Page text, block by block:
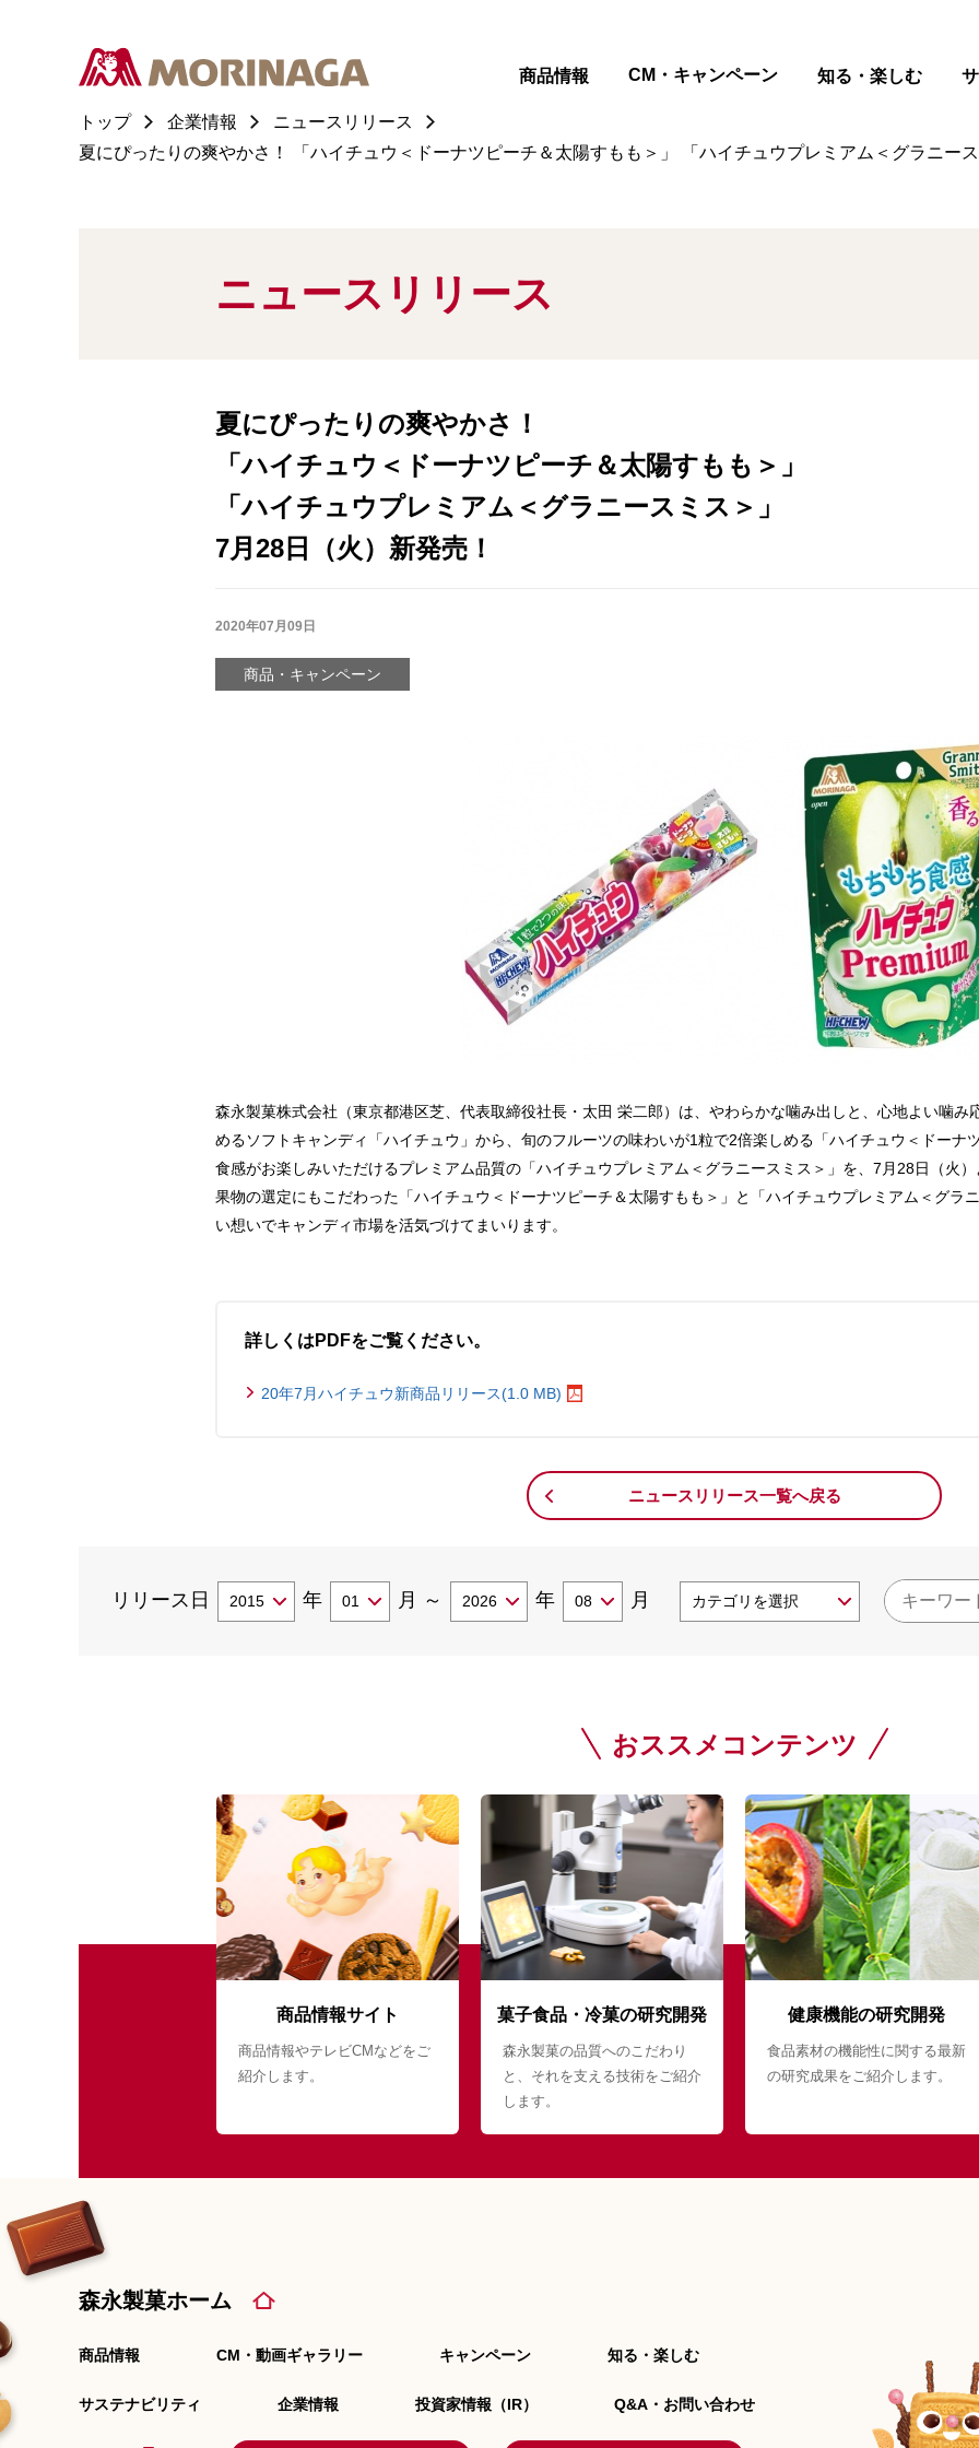
商品情報 CM・キャンペーン 知る・楽しむ
トップ 企業情報
ニュースリリース
夏にぴったりの爽やかさ！ 「ハイチュウ＜ドーナツピーチ＆太陽すもも＞」 「ハイチュウプレミアム＜グラニー
ニュースリリース
夏にぴったりの爽やかさ！
「ハイチュウ＜ドーナツピーチ＆太陽すもも＞」
「ハイチュウプレミアム＜グラニースミス＞」
7月28日（火）新発売！
2020年07月09日
商品・キャンペーン
森永製菓株式会社（東京都港区芝、代表取締役社長・太田 栄二郎）は、やわらかな噛み出しと、心地よい噛み
めるソフトキャンディ「ハイチュウ」から、旬のフルーツの味わいが1粒で2倍楽しめる「ハイチュウ＜ドーナ
食感がお楽しみいただけるプレミアム品質の「ハイチュウプレミアム＜グラニースミス＞」を、7月28日（火
果物の選定にもこだわった「ハイチュウ＜ドーナツピーチ＆太陽すもも＞」と「ハイチュウプレミアム＜グラ
い想いでキャンディ市場を活気づけてまいります。
詳しくはPDFをご覧ください。
20年7月ハイチュウ新商品リリース(1.0 MB)
ニュースリリース一覧へ戻る
リリース日 年 月 ～ 年 月
おススメコンテンツ
商品情報サイト
商品情報やテレビCMなどをご
紹介します。
菓子食品・冷菓の研究開発
森永製菓の品質へのこだわり
と、それを支える技術をご紹介
します。
健康機能の研究開発
食品素材の機能性に関する最新
の研究成果をご紹介します。
森永製菓ホーム
商品情報 CM・動画ギャラリー キャンペーン 知る・楽しむ
サステナビリティ 企業情報 投資家情報（IR） Q&A・お問い合わせ